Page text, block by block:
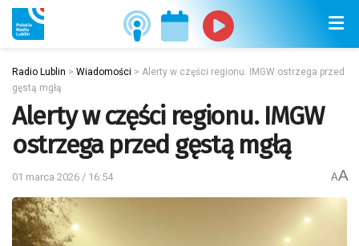
Radio Lublin > Wiadomości > Alerty w części regionu. IMGW ostrzega przed
gęstą mgłą
Alerty w części regionu. IMGW
ostrzega przed gęstą mgłą
01 marca 2026 / 16:54 AA